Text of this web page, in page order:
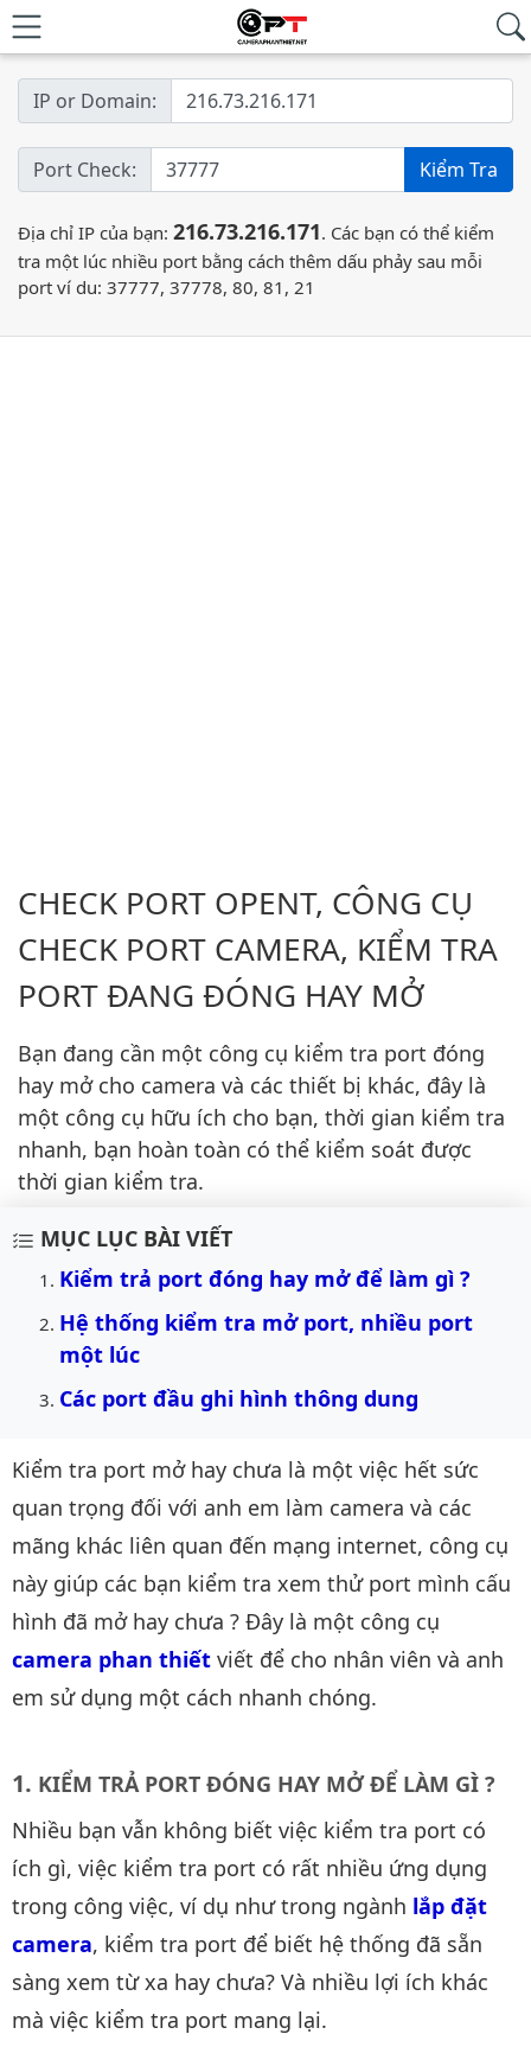
IP or Domain:
Port Check: Kiểm Tra
Địa chỉ IP của bạn: 216.73.216.171. Các bạn có thể kiểm
tra một lúc nhiều port bằng cách thêm dấu phảy sau mỗi
port ví du: 37777, 37778, 80, 81, 21
CHECK PORT OPENT, CÔNG CỤ
CHECK PORT CAMERA, KIỂM TRA
PORT ĐANG ĐÓNG HAY MỞ
Bạn đang cần một công cụ kiểm tra port đóng
hay mở cho camera và các thiết bị khác, đây là
một công cụ hữu ích cho bạn, thời gian kiểm tra
nhanh, bạn hoàn toàn có thể kiểm soát được
thời gian kiểm tra.
MỤC LỤC BÀI VIẾT
Kiểm trả port đóng hay mở để làm gì ?
Hệ thống kiểm tra mở port, nhiều port
một lúc
Các port đầu ghi hình thông dung
Kiểm tra port mở hay chưa là một việc hết sức
quan trọng đối với anh em làm camera và các
mãng khác liên quan đến mạng internet, công cụ
này giúp các bạn kiểm tra xem thử port mình cấu
hình đã mở hay chưa ? Đây là một công cụ
camera phan thiết viết để cho nhân viên và anh
em sử dụng một cách nhanh chóng.
KIỂM TRẢ PORT ĐÓNG HAY MỞ ĐỂ LÀM GÌ ?
Nhiều bạn vẫn không biết việc kiểm tra port có
ích gì, việc kiểm tra port có rất nhiều ứng dụng
trong công việc, ví dụ như trong ngành lắp đặt
camera, kiểm tra port để biết hệ thống đã sẵn
sàng xem từ xa hay chưa? Và nhiều lợi ích khác
mà việc kiểm tra port mang lại.